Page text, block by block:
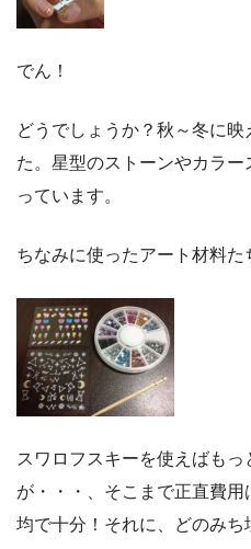
でん！
どうでしょうか？秋～冬に
た。星型のストーンやカラ
っています。
ちなみに使ったアート材料た
スワロフスキーを使えばもっ
が・・・、そこまで正直費
均で十分！それに、どのみ